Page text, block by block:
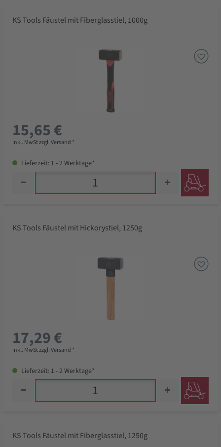
KS Tools Fäustel mit Fiberglasstiel, 1000g
15,65 €
inkl. MwSt zzgl. Versand *
Lieferzeit: 1 - 2 Werktage*
KS Tools Fäustel mit Hickorystiel, 1250g
17,29 €
inkl. MwSt zzgl. Versand *
Lieferzeit: 1 - 2 Werktage*
KS Tools Fäustel mit Fiberglasstiel, 1250g